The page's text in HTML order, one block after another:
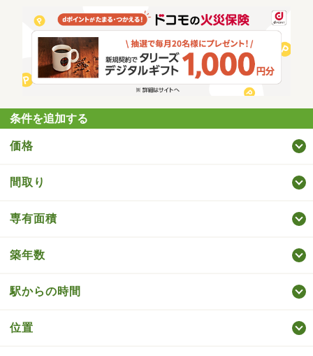
条件を追加する
価格
間取り
専有面積
築年数
駅からの時間
位置